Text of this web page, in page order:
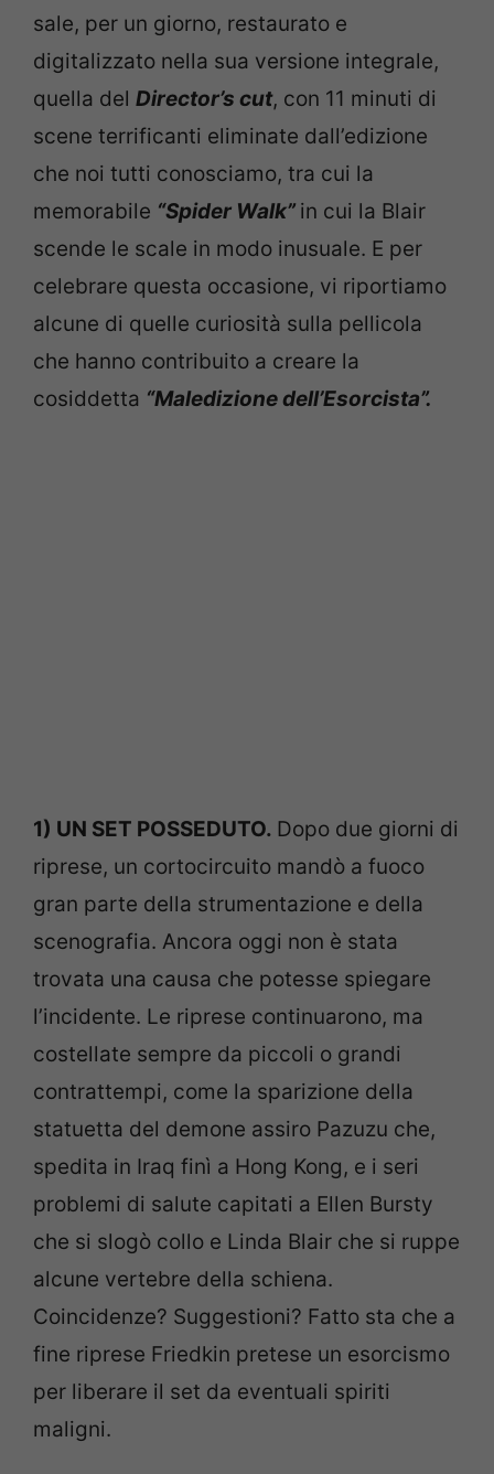
sale, per un giorno, restaurato e
digitalizzato nella sua versione integrale,
quella del Director’s cut, con 11 minuti di
scene terrificanti eliminate dall’edizione
che noi tutti conosciamo, tra cui la
memorabile “Spider Walk” in cui la Blair
scende le scale in modo inusuale. E per
celebrare questa occasione, vi riportiamo
alcune di quelle curiosità sulla pellicola
che hanno contribuito a creare la
cosiddetta “Maledizione dell’Esorcista”.
1) UN SET POSSEDUTO. Dopo due giorni di
riprese, un cortocircuito mandò a fuoco
gran parte della strumentazione e della
scenografia. Ancora oggi non è stata
trovata una causa che potesse spiegare
l’incidente. Le riprese continuarono, ma
costellate sempre da piccoli o grandi
contrattempi, come la sparizione della
statuetta del demone assiro Pazuzu che,
spedita in Iraq finì a Hong Kong, e i seri
problemi di salute capitati a Ellen Bursty
che si slogò collo e Linda Blair che si ruppe
alcune vertebre della schiena.
Coincidenze? Suggestioni? Fatto sta che a
fine riprese Friedkin pretese un esorcismo
per liberare il set da eventuali spiriti
maligni.